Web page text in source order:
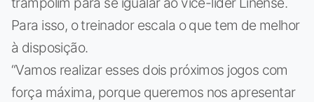
Para isso, o treinador escala o que tem de melhor
à disposição.
“Vamos realizar esses dois próximos jogos com
força máxima, porque queremos nos apresentar